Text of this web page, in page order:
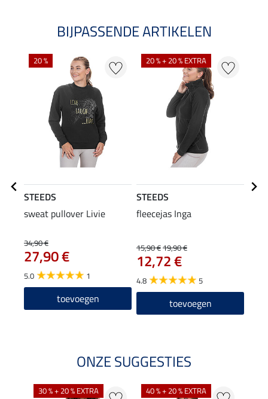
BIJPASSENDE ARTIKELEN
20 %
STEEDS
sweat pullover Livie
34,90 €
27,90 €
5.0 1
toevoegen
20 % + 20 % EXTRA
STEEDS
fleecejas Inga
15,90 €19,90 €
12,72 €
4.8 5
toevoegen
ONZE SUGGESTIES
30 % + 20 % EXTRA 40 % + 20 % EXTRA